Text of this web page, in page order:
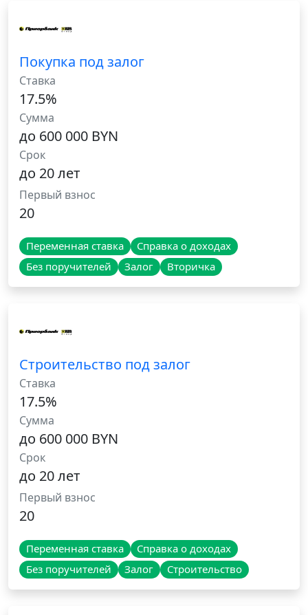
Покупка под залог
Ставка
17.5%
Сумма
до 600 000 BYN
Срок
до 20 лет
Первый взнос
20
Переменная ставка
Справка о доходах
Без поручителей
Залог Вторичка
Строительство под залог
Ставка
17.5%
Сумма
до 600 000 BYN
Срок
до 20 лет
Первый взнос
20
Переменная ставка
Справка о доходах
Без поручителей
Залог Строительство